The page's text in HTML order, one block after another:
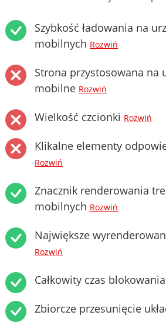
Szybkość ładowania na
mobilnych Rozwiń
Strona przystosowana na
mobilne Rozwiń
Wielkość czcionki Rozwiń
Klikalne elementy
Rozwiń
Znacznik renderowania
mobilnych Rozwiń
Największe
Rozwiń
Całkowity czas
Zbiorcze przesunięcie